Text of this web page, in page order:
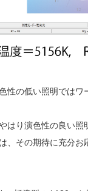
性の低い照明では
り演色性の良い照
その期待に充分お